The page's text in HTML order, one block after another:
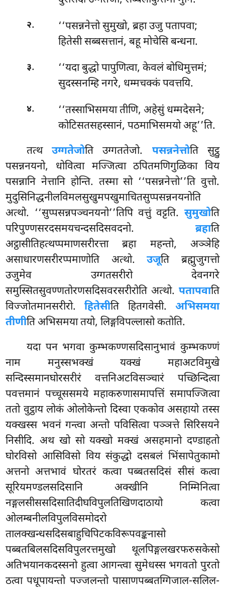
२.
‘‘पसन्ननेत्तो सुमुखो, ब्रहा उजु पतापवा;
हितेसी सब्बसत्तानं, बहू मोचेसि बन्धना.
३.
‘‘यदा बुद्धो पापुणित्वा, केवलं बोधिमुत्तमं;
सुदस्सनम्हि नगरे, धम्मचक्कं पवत्तयि.
४.
‘‘तस्साभिसमया तीणि, अहेसुं धम्मदेसने;
कोटिसतसहस्सानं, पठमाभिसमयो अहू’’ति.
तत्थउग्गतेजोति उग्गततेजो. पसन्ननेत्तोति सुट्ठु
पसन्ननयनो, धोवित्वा मज्जित्वा ठपितमणिगुळिका विय
पसन्नानि नेत्तानि होन्ति. तस्मा सो ‘‘पसन्ननेत्तो’’ति वुत्तो.
मुदुसिनिद्धनीलविमलसुखुमपखुमाचितसुप्पसन्ननयनोति
अत्थो. ‘‘सुप्पसन्नपञ्चनयनो’’तिपि वत्तुं वट्टति. सुमुखोति
परिपुण्णसरदसमयचन्दसदिसवदनो. ब्रहाति
अट्ठासीतिहत्थप्पमाणसरीरत्ता ब्रहा महन्तो, अञ्ञेहि
असाधारणसरीरप्पमाणोति अत्थो.उजूति ब्रह्मुजुगत्तो
उजुमेव उग्गतसरीरो देवनगरे
समुस्सितसुवण्णतोरणसदिसवरसरीरोति अत्थो. पतापवाति
विज्जोतमानसरीरो.हितेसीति हितगवेसी. अभिसमया
तीणीति अभिसमया तयो, लिङ्गविपल्लासो कतोति.
यदा पन भगवा कुम्भकण्णसदिसानुभावं कुम्भकण्णं
नाम मनुस्सभक्खं यक्खं महाअटविमुखे
सन्दिस्समानघोरसरीरं वत्तनिअटविसञ्चारं पच्छिन्दित्वा
पवत्तमानं पच्चूससमये महाकरुणासमापत्तिं समापज्जित्वा
ततो वुट्ठाय लोकं ओलोकेन्तो दिस्वा एककोव असहायो तस्स
यक्खस्स भवनं गन्त्वा अन्तो पविसित्वा पञ्ञत्ते सिरिसयने
निसीदि. अथ खो सो यक्खो मक्खं असहमानो दण्डाहतो
घोरविसो आसिविसो विय संकुद्धो दसबलं भिंसापेतुकामो
अत्तनो अत्तभावं घोरतरं कत्वा पब्बतसदिसं सीसं कत्वा
सूरियमण्डलसदिसानि अक्खीनि निम्मिनित्वा
नङ्गलसीससदिसातिदीघविपुलतिखिणदाठायो कत्वा
ओलम्बनीलविपुलविसमोदरो
तालक्खन्धसदिसबाहुचिपिटकविरूपवङ्कनासो
पब्बतबिलसदिसविपुलरत्तमुखो थूलपिङ्गलखरफरुसकेसो
अतिभयानकदस्सनो हुत्वा आगन्त्वा सुमेधस्स भगवतो पुरतो
ठत्वा पधूपायन्तो पज्जलन्तो पासाणपब्बतग्गिजाल-सलिल-